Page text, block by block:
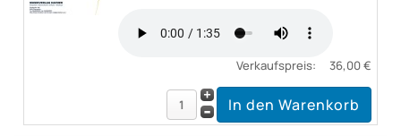
Verkaufspreis: 36,00 €